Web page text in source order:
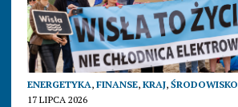
ENERGETYKA, FINANSE, KRAJ, ŚRODOWISKO
17 LIPCA 2026